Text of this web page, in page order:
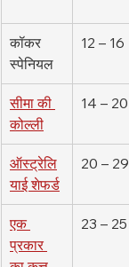
कॉकर
स्पेनियल
12 – 16
सीमा की
कोल्ली
14 – 20
ऑस्ट्रेलि
याई शेफर्ड
20 – 29
एक
प्रकार
23 – 25